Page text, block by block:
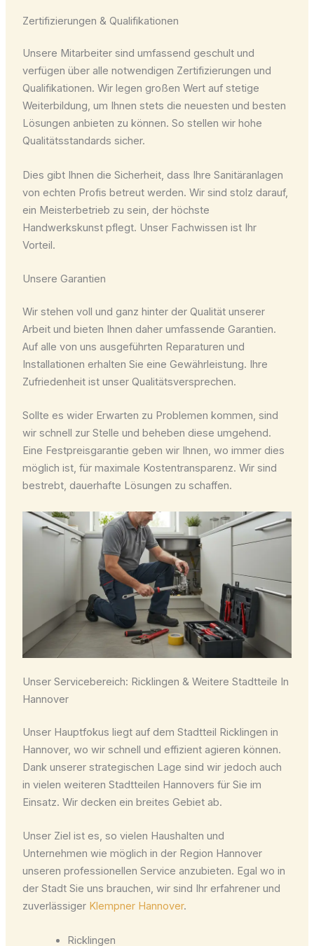
Zertifizierungen & Qualifikationen
Unsere Mitarbeiter sind umfassend geschult und
verfügen über alle notwendigen Zertifizierungen und
Qualifikationen. Wir legen großen Wert auf stetige
Weiterbildung, um Ihnen stets die neuesten und besten
Lösungen anbieten zu können. So stellen wir hohe
Qualitätsstandards sicher.
Dies gibt Ihnen die Sicherheit, dass Ihre Sanitäranlagen
von echten Profis betreut werden. Wir sind stolz darauf,
ein Meisterbetrieb zu sein, der höchste
Handwerkskunst pflegt. Unser Fachwissen ist Ihr
Vorteil.
Unsere Garantien
Wir stehen voll und ganz hinter der Qualität unserer
Arbeit und bieten Ihnen daher umfassende Garantien.
Auf alle von uns ausgeführten Reparaturen und
Installationen erhalten Sie eine Gewährleistung. Ihre
Zufriedenheit ist unser Qualitätsversprechen.
Sollte es wider Erwarten zu Problemen kommen, sind
wir schnell zur Stelle und beheben diese umgehend.
Eine Festpreisgarantie geben wir Ihnen, wo immer dies
möglich ist, für maximale Kostentransparenz. Wir sind
bestrebt, dauerhafte Lösungen zu schaffen.
Unser Servicebereich: Ricklingen & Weitere Stadtteile In
Hannover
Unser Hauptfokus liegt auf dem Stadtteil Ricklingen in
Hannover, wo wir schnell und effizient agieren können.
Dank unserer strategischen Lage sind wir jedoch auch
in vielen weiteren Stadtteilen Hannovers für Sie im
Einsatz. Wir decken ein breites Gebiet ab.
Unser Ziel ist es, so vielen Haushalten und
Unternehmen wie möglich in der Region Hannover
unseren professionellen Service anzubieten. Egal wo in
der Stadt Sie uns brauchen, wir sind Ihr erfahrener und
zuverlässiger Klempner Hannover.
Ricklingen